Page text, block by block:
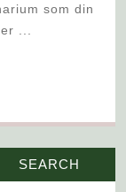
som din
...